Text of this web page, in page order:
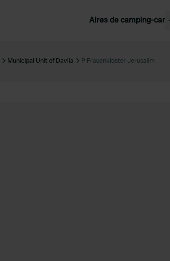
Aires de camping-car
France
Municipal Unit of Davlia P Frauenkloster Jerusalim